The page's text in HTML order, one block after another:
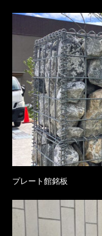
プレート館銘板